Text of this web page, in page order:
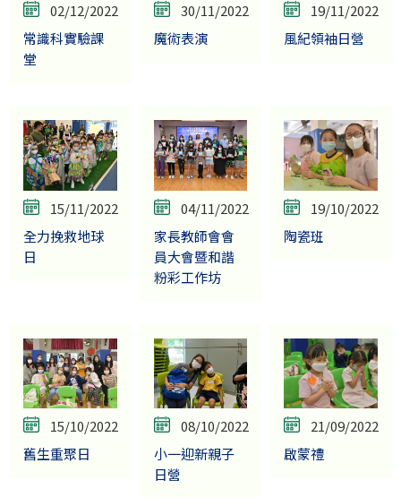
02/12/2022
常識科實驗課
堂
30/11/2022
魔術表演
19/11/2022
風紀領袖日營
15/11/2022
全力挽救地球
日
04/11/2022
家長教師會會
員大會暨和諧
粉彩工作坊
19/10/2022
陶瓷班
15/10/2022
舊生重聚日
08/10/2022
小一迎新親子
日營
21/09/2022
啟蒙禮